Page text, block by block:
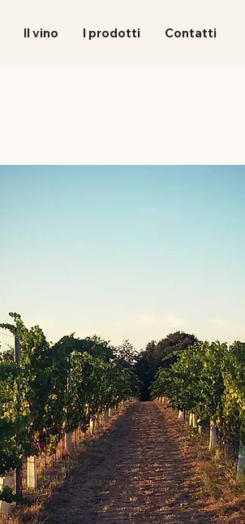
Il vino I prodotti Contatti